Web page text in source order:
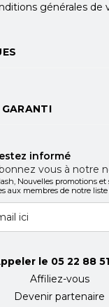
générales de
GARANTI
informé
vous à notre
Nouvelles promotions
aux membres de notre
le 05 22 88
Affiliez-vous
Devenir partenaire